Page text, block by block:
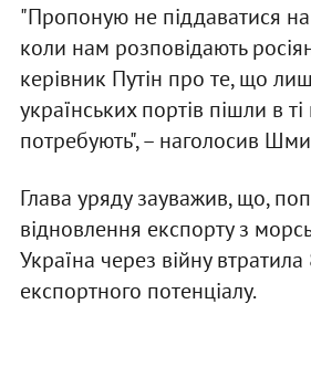
"Пропоную не піддаватися на
коли нам розповідають
керівник Путін про те, що
українських портів пішли в ті
потребують", – наголосив
Глава уряду зауважив, що,
відновлення експорту з
Україна через війну
експортного потенціалу.